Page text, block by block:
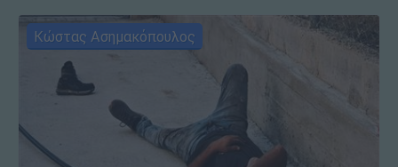
Κώστας Ασημακόπουλος